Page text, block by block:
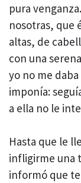
pura
nosotras, que
altas, de
con una
yo no me
imponía:
a ella no le
Hasta que le
infligirme una
informó que